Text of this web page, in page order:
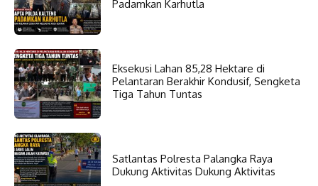
Padamkan Karhutla
Eksekusi Lahan 85,28 Hektare di
Pelantaran Berakhir Kondusif, Sengketa
Tiga Tahun Tuntas
Satlantas Polresta Palangka Raya
Dukung Aktivitas Dukung Aktivitas